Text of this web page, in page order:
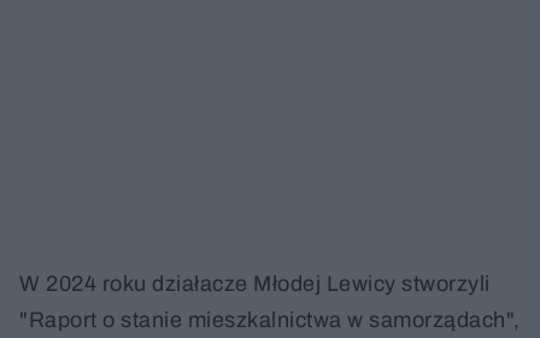
W 2024 roku działacze Młodej Lewicy stworzyli
"Raport o stanie mieszkalnictwa w samorządach",